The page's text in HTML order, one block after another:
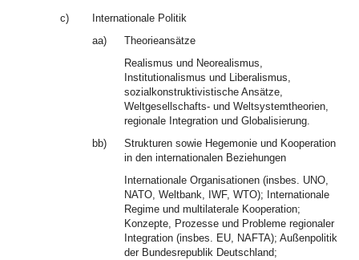
c)
Internationale Politik
aa)
Theorieansätze
Realismus und Neorealismus,
Institutionalismus und Liberalismus,
sozialkonstruktivistische Ansätze,
Weltgesellschafts- und Weltsystemtheorien,
regionale Integration und Globalisierung.
bb)
Strukturen sowie Hegemonie und Kooperation
in den internationalen Beziehungen
Internationale Organisationen (insbes. UNO,
NATO, Weltbank, IWF, WTO); Internationale
Regime und multilaterale Kooperation;
Konzepte, Prozesse und Probleme regionaler
Integration (insbes. EU, NAFTA); Außenpolitik
der Bundesrepublik Deutschland;